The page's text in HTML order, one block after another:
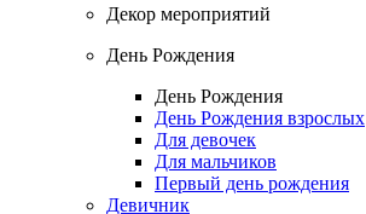
Декор мероприятий
День Рождения
День Рождения
День Рождения взрослых
Для девочек
Для мальчиков
Первый день рождения
Девичник